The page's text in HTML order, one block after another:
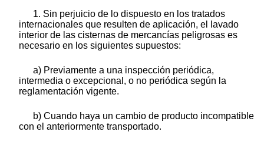
1. Sin perjuicio de lo dispuesto en los tratados
internacionales que resulten de aplicación, el lavado
interior de las cisternas de mercancías peligrosas es
necesario en los siguientes supuestos:
a) Previamente a una inspección periódica,
intermedia o excepcional, o no periódica según la
reglamentación vigente.
b) Cuando haya un cambio de producto incompatible
con el anteriormente transportado.